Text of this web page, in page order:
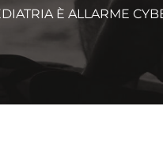
È ALLARME